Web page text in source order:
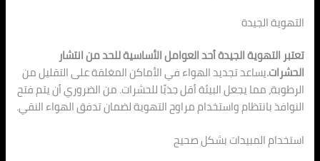
التهوية الجيدة
تعتبر التهوية الجيدة أحد العوامل الأساسية للحد من انتشار
الحشرات.يساعد تجديد الهواء في الأماكن المغلقة على التقليل من
الرطوبة، مما يجعل البيئة أقل جذبًا للحشرات. من الضروري أن يتم فتح
النوافذ بانتظام واستخدام مراوح التهوية لضمان تدفق الهواء النقي.
استخدام المبيدات بشكل صحيح